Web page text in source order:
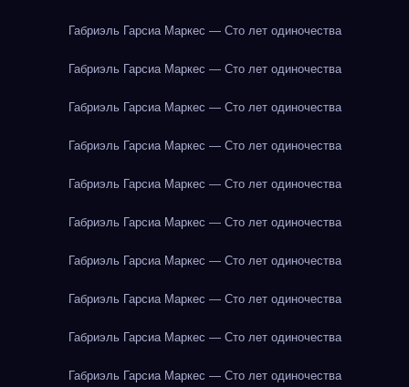
Габриэль Гарсиа Маркес — Сто лет одиночества
Габриэль Гарсиа Маркес — Сто лет одиночества
Габриэль Гарсиа Маркес — Сто лет одиночества
Габриэль Гарсиа Маркес — Сто лет одиночества
Габриэль Гарсиа Маркес — Сто лет одиночества
Габриэль Гарсиа Маркес — Сто лет одиночества
Габриэль Гарсиа Маркес — Сто лет одиночества
Габриэль Гарсиа Маркес — Сто лет одиночества
Габриэль Гарсиа Маркес — Сто лет одиночества
Габриэль Гарсиа Маркес — Сто лет одиночества